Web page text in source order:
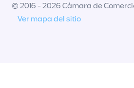
© 2016 - 2026 Cámara de
Ver mapa del sitio